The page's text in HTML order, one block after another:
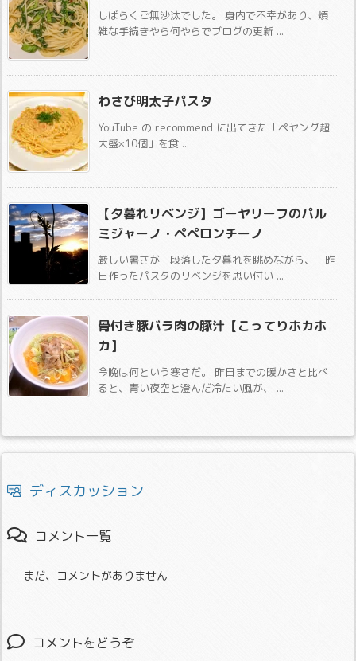
しばらくご無沙汰でした。 身内で不幸があり、煩
雑な手続きやら何やらでブログの更新 ...
わさび明太子パスタ
YouTube の recommend に出てきた「ペヤング超
大盛×10個」を食 ...
【夕暮れリベンジ】ゴーヤリーフのパル
ミジャーノ・ペペロンチーノ
厳しい暑さが一段落した夕暮れを眺めながら、一昨
日作ったパスタのリベンジを思い付い ...
骨付き豚バラ肉の豚汁【こってりホカホ
カ】
今晩は何という寒さだ。 昨日までの暖かさと比べ
ると、青い夜空と澄んだ冷たい風が、 ...
ディスカッション
コメント一覧
まだ、コメントがありません
コメントをどうぞ